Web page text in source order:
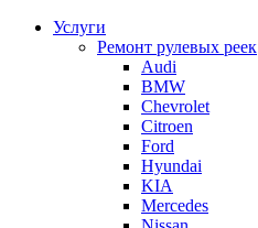
Услуги
Ремонт рулевых реек
Audi
BMW
Chevrolet
Citroen
Ford
Hyundai
KIA
Mercedes